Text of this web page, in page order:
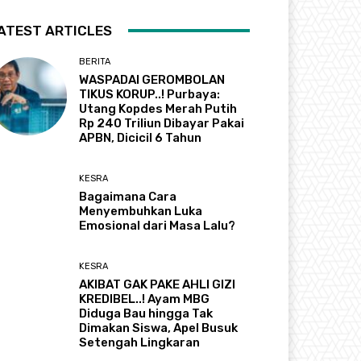
ARTICLES
BERITA
WASPADAI GEROMBOLAN
TIKUS KORUP..! Purbaya:
Utang Kopdes Merah Putih
Rp 240 Triliun Dibayar Pakai
APBN, Dicicil 6 Tahun
KESRA
Bagaimana Cara
Menyembuhkan Luka
Emosional dari Masa Lalu?
KESRA
AKIBAT GAK PAKE AHLI GIZI
KREDIBEL..! Ayam MBG
Diduga Bau hingga Tak
Dimakan Siswa, Apel Busuk
Setengah Lingkaran